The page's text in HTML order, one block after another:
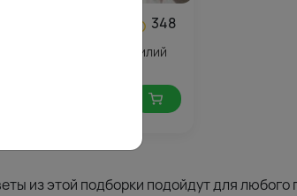
348
5 белых ориентальных лилий
из этой подборки подойдут для любого